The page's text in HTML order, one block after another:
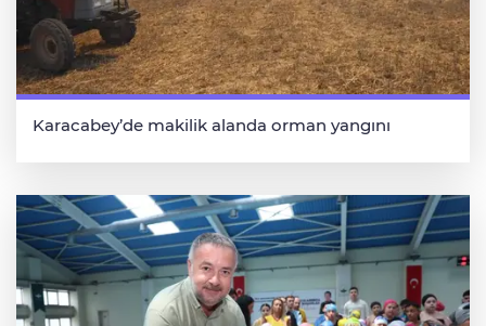
Karacabey’de makilik alanda orman yangını